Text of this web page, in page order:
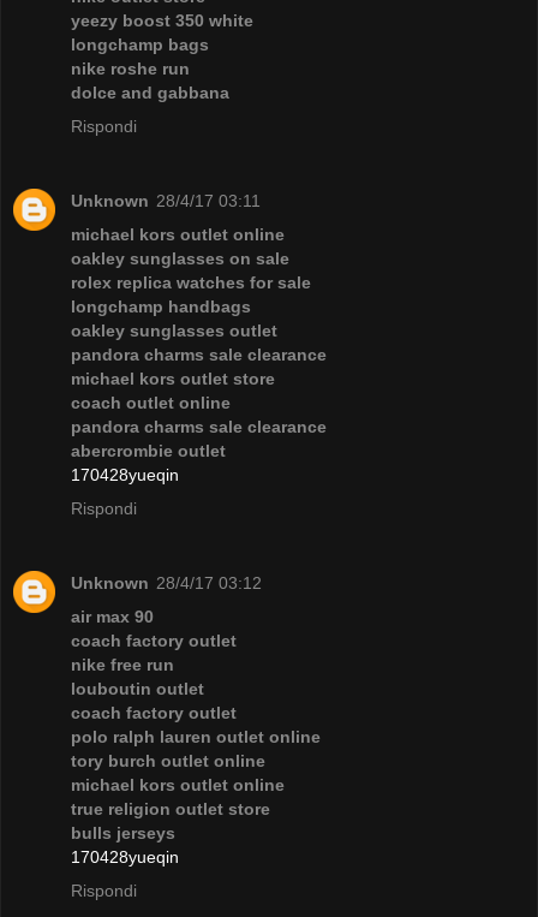
yeezy boost 350 white
longchamp bags
nike roshe run
dolce and gabbana
Rispondi
Unknown 28/4/17 03:11
michael kors outlet online
oakley sunglasses on sale
rolex replica watches for sale
longchamp handbags
oakley sunglasses outlet
pandora charms sale clearance
michael kors outlet store
coach outlet online
pandora charms sale clearance
abercrombie outlet
170428yueqin
Rispondi
Unknown 28/4/17 03:12
air max 90
coach factory outlet
nike free run
louboutin outlet
coach factory outlet
polo ralph lauren outlet online
tory burch outlet online
michael kors outlet online
true religion outlet store
bulls jerseys
170428yueqin
Rispondi